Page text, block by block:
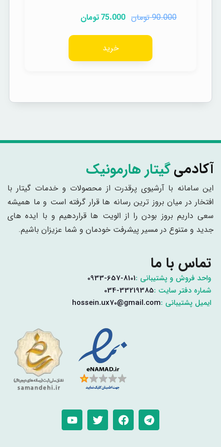
90.000 تومان 75.000تومان
خرید
آکادمیگیتار هارمونیک
این سامانه با آرشیوی پرقدرت از محصولات و خدمات گیتار با
افتخار در میان بروز ترین رسانه ها قرار گرفته است و ما همیشه
سعی داریم بروز بودن را از الویت ها قراردهیم و با ایده های
جدید و متنوع در مسیر پیشرفت خودمان و شما عزیزان باشیم.
تماس با ما
واحد فروش و پشتیبانی :0933-657-8101
شماره دفتر سایت :034-33219385
ایمیل پشتیبانی :hossein.ux70@gmail.com